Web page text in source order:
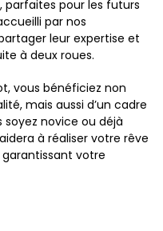
parfaites pour les futurs
par nos
leur expertise et
à deux roues.
vous bénéficiez non
mais aussi d’un cadre
novice ou déjà
à réaliser votre rêve
votre